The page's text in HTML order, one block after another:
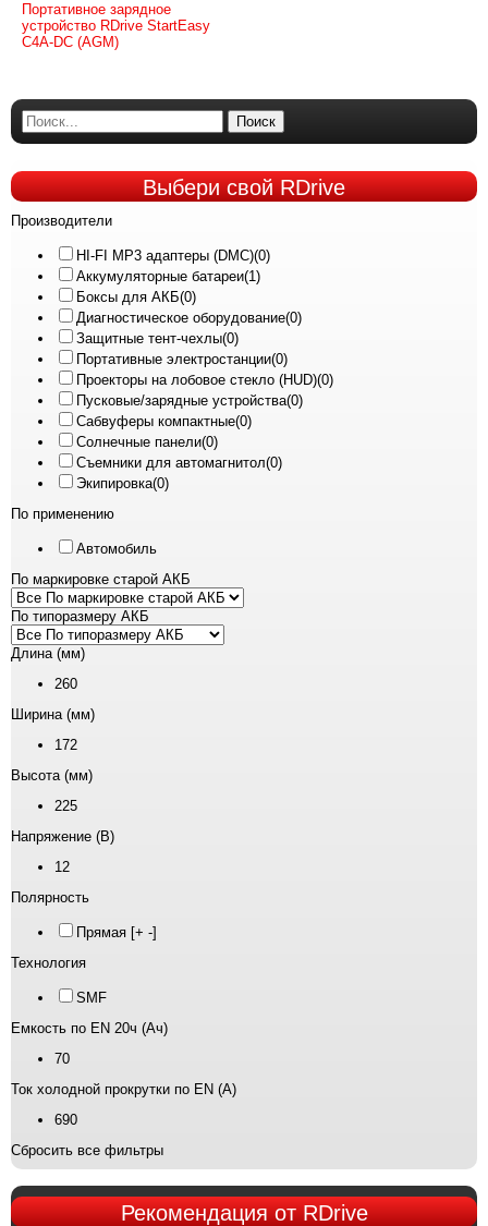
Портативное зарядное
устройство RDrive StartEasy
C4A-DC (AGM)
Поиск
Выберисвой RDrive
Производители
HI-FI MP3 адаптеры (DMC)(0)
Аккумуляторные батареи(1)
Боксы для АКБ(0)
Диагностическое оборудование(0)
Защитные тент-чехлы(0)
Портативные электростанции(0)
Проекторы на лобовое стекло (HUD)(0)
Пусковые/зарядные устройства(0)
Сабвуферы компактные(0)
Солнечные панели(0)
Съемники для автомагнитол(0)
Экипировка(0)
По применению
Автомобиль
По маркировке старой АКБ
По типоразмеру АКБ
Длина (мм)
260
Ширина (мм)
172
Высота (мм)
225
Напряжение (В)
12
Полярность
Прямая [+ -]
Технология
SMF
Емкость по EN 20ч (Ач)
70
Ток холодной прокрутки по EN (А)
690
Сбросить все фильтры
Рекомендацияот RDrive